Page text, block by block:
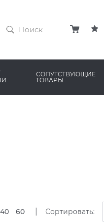
MARAZZI
СОПУТСТВУЮЩИЕ
ТОВАРЫ
КЛЕЙ
СИСТЕМА
40 60 Сортировать: